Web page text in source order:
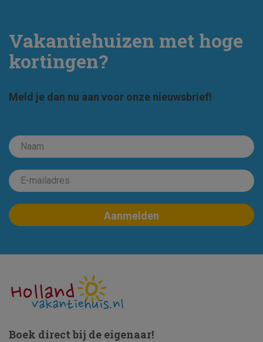
Vakantiehuizen met hoge
kortingen?
Meld je dan nu aan voor onze nieuwsbrief!
Boek direct bij de eigenaar!